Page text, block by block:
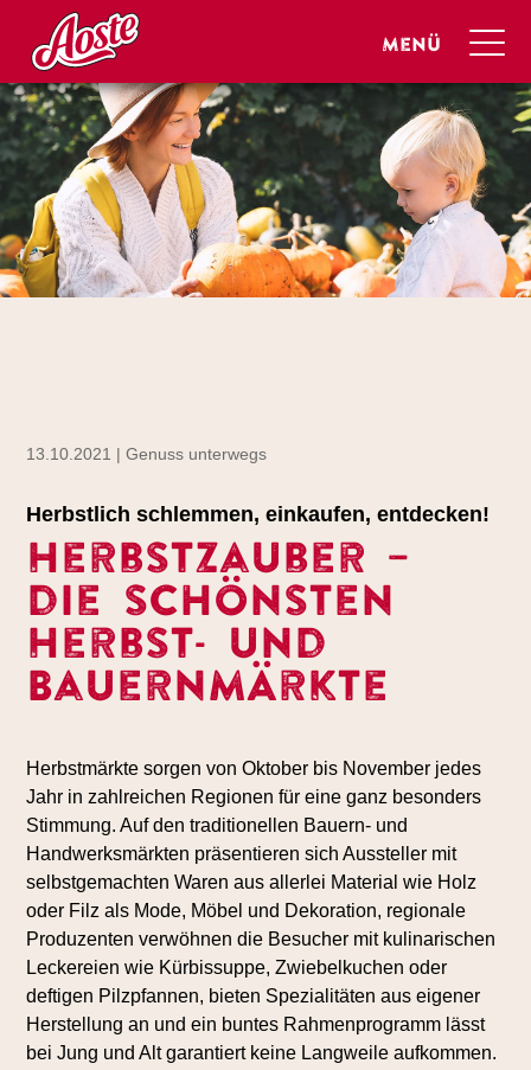
13.10.2021 | Genuss unterwegs
Herbstlich schlemmen, einkaufen, entdecken!
Herbstzauber –
die schönsten
Herbst- und
Bauernmärkte
Herbstmärkte sorgen von Oktober bis November jedes
Jahr in zahlreichen Regionen für eine ganz besonders
Stimmung. Auf den traditionellen Bauern- und
Handwerksmärkten präsentieren sich Aussteller mit
selbstgemachten Waren aus allerlei Material wie Holz
oder Filz als Mode, Möbel und Dekoration, regionale
Produzenten verwöhnen die Besucher mit kulinarischen
Leckereien wie Kürbissuppe, Zwiebelkuchen oder
deftigen Pilzpfannen, bieten Spezialitäten aus eigener
Herstellung an und ein buntes Rahmenprogramm lässt
bei Jung und Alt garantiert keine Langweile aufkommen.